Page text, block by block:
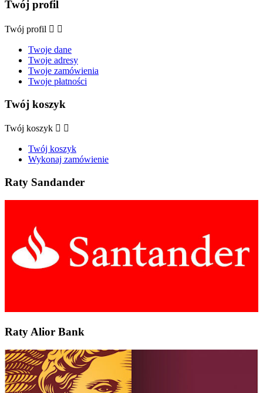
Twój profil
Twój profil  
Twoje dane
Twoje adresy
Twoje zamówienia
Twoje płatności
Twój koszyk
Twój koszyk  
Twój koszyk
Wykonaj zamówienie
Raty Sandander
Raty Alior Bank